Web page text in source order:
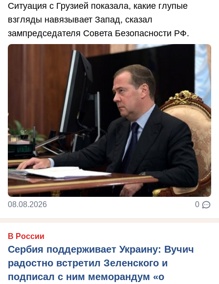
Ситуация с Грузией показала, какие глупые
взгляды навязывает Запад, сказал
зампредседателя Совета Безопасности РФ.
08.08.2026 0
В России
Сербия поддерживает Украину: Вучич
радостно встретил Зеленского и
подписал с ним меморандум «о